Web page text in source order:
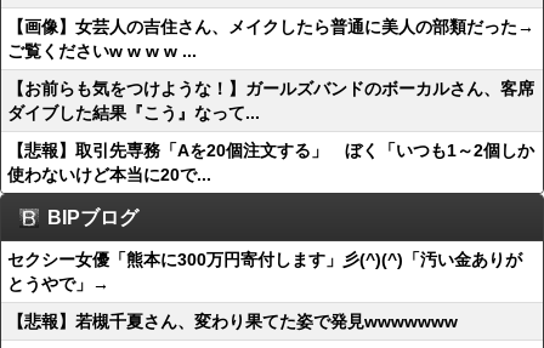
【画像】女芸人の吉住さん、メイクしたら普通に美人の部類だった→
ご覧くださいw w w w ...
【お前らも気をつけような！】ガールズバンドのボーカルさん、客席
ダイブした結果『こう』なって...
【悲報】取引先専務「Aを20個注文する」 ぼく「いつも1～2個しか
使わないけど本当に20で...
BIPブログ
セクシー女優「熊本に300万円寄付します」彡(^)(^)「汚い金ありが
とうやで」→
【悲報】若槻千夏さん、変わり果てた姿で発見wwwwwww